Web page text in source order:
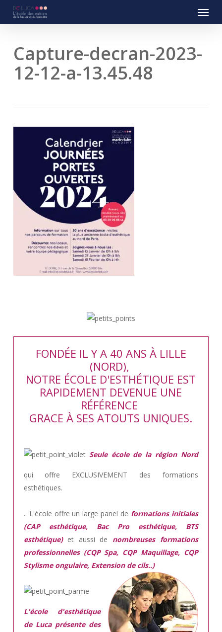
Menu
Capture-decran-2023-
12-12-a-13.45.48
FONDÉE IL Y A 40 ANS À LILLE
(NORD),
NOTRE ÉCOLE D'ESTHÉTIQUE EST
RAPIDEMENT DEVENUE UNE
RÉFÉRENCE
GRACE À SES ATOUTS UNIQUES.
Seule école de la région Nord
qui offre EXCLUSIVEMENT des formations
esthétiques.
.. L'école offre un large panel de formations initiales
(CAP esthétique, Bac Pro esthétique, BTS
esthétique) et aussi de nombreuses formations
professionnelles (CQP Spa, CQP Maquillage, CQP
Stylisme ongulaire, Extension de cils..)
L'école d'esthétique
de Luca présente des